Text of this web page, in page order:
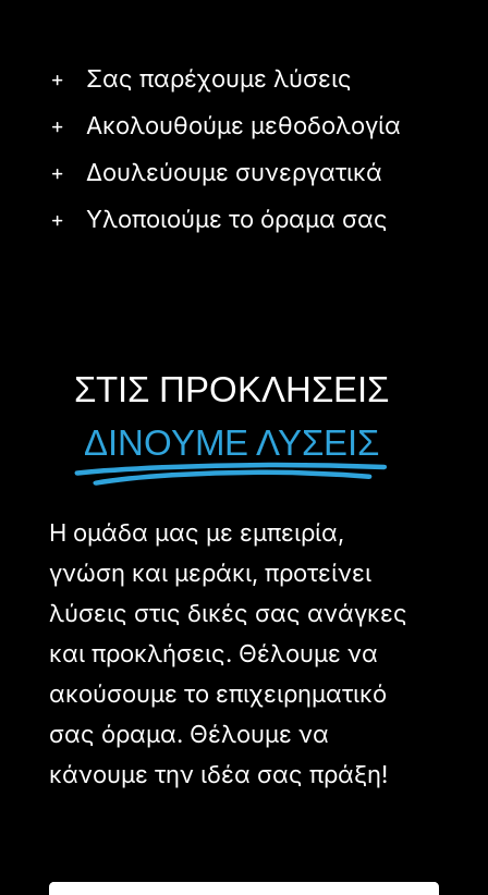
Σας παρέχουμε λύσεις
Ακολουθούμε μεθοδολογία
Δουλεύουμε συνεργατικά
Υλοποιούμε το όραμα σας
ΣΤΙΣ ΠΡΟΚΛΗΣΕΙΣ
ΔΙΝΟΥΜΕ ΛΥΣΕΙΣ
Η ομάδα μας με εμπειρία,
γνώση και μεράκι, προτείνει
λύσεις στις δικές σας ανάγκες
και προκλήσεις. Θέλουμε να
ακούσουμε το επιχειρηματικό
σας όραμα. Θέλουμε να
κάνουμε την ιδέα σας πράξη!